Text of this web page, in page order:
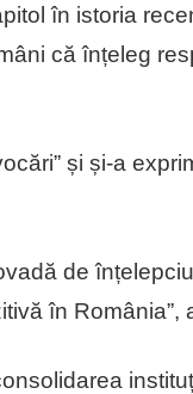
în istoria
că înțeleg
și și-a
de
în România”,